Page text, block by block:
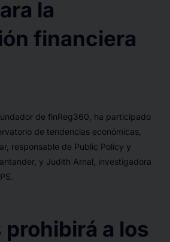
la
financiera
de finReg360, ha participado
de tendencias económicas,
responsable de Public Policy y
y Judith Arnal, investigadora
prohibirá a los